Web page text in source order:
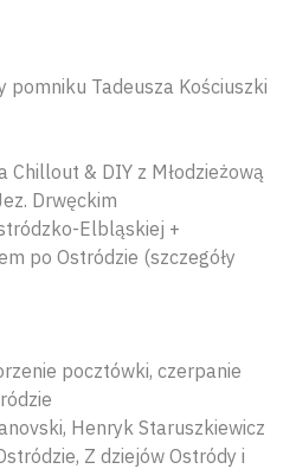
Tadeusza Kościuszki
Chillout & DIY z Młodzieżową
Drwęckim
Elbląskiej +
po Ostródzie (szczegóły
pocztówki, czerpanie
Henryk Staruszkiewicz
Z dziejów Ostródy i